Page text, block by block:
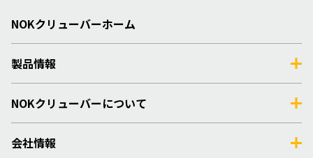
NOKクリューバーホーム
製品情報
NOKクリューバーについて
会社情報